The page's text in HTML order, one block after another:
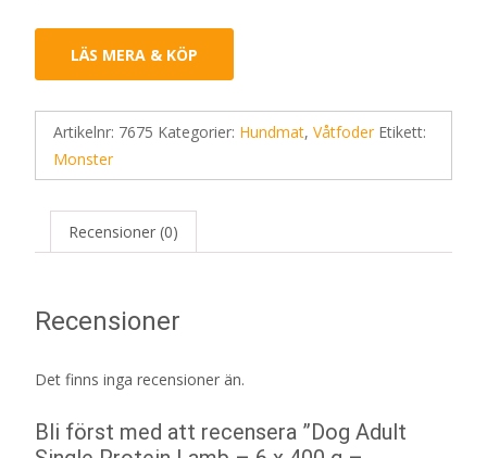
LÄS MERA & KÖP
Artikelnr: 7675 Kategorier: Hundmat, Våtfoder Etikett:
Monster
Recensioner (0)
Recensioner
Det finns inga recensioner än.
Bli först med att recensera ”Dog Adult